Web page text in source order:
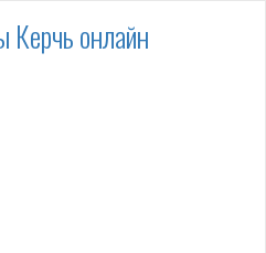
Керчь онлайн